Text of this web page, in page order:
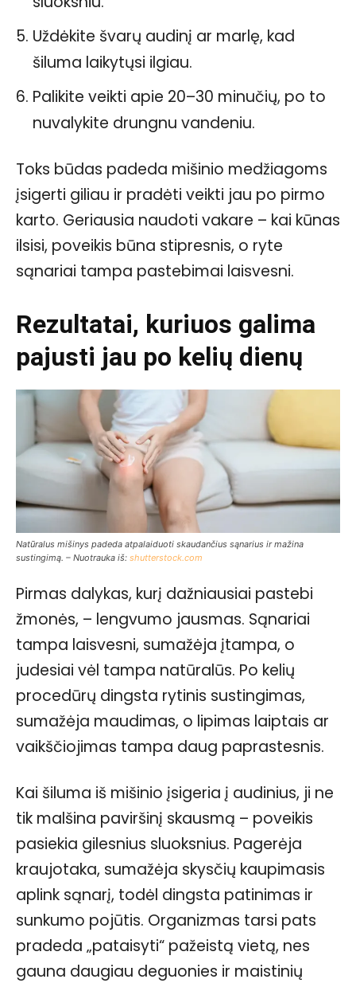
Uždėkite švarų audinį ar marlę, kad
šiluma laikytųsi ilgiau.
Palikite veikti apie 20–30 minučių, po to
nuvalykite drungnu vandeniu.
Toks būdas padeda mišinio medžiagoms
įsigerti giliau ir pradėti veikti jau po pirmo
karto. Geriausia naudoti vakare – kai kūnas
ilsisi, poveikis būna stipresnis, o ryte
sąnariai tampa pastebimai laisvesni.
Rezultatai, kuriuos galima
pajusti jau po kelių dienų
Natūralus mišinys padeda atpalaiduoti skaudančius sąnarius ir mažina
sustingimą. – Nuotrauka iš: shutterstock.com
Pirmas dalykas, kurį dažniausiai pastebi
žmonės, – lengvumo jausmas. Sąnariai
tampa laisvesni, sumažėja įtampa, o
judesiai vėl tampa natūralūs. Po kelių
procedūrų dingsta rytinis sustingimas,
sumažėja maudimas, o lipimas laiptais ar
vaikščiojimas tampa daug paprastesnis.
Kai šiluma iš mišinio įsigeria į audinius, ji ne
tik malšina paviršinį skausmą – poveikis
pasiekia gilesnius sluoksnius. Pagerėja
kraujotaka, sumažėja skysčių kaupimasis
aplink sąnarį, todėl dingsta patinimas ir
sunkumo pojūtis. Organizmas tarsi pats
pradeda „pataisyti“ pažeistą vietą, nes
gauna daugiau deguonies ir maistinių